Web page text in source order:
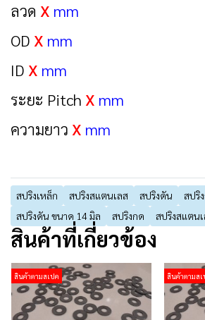
ลวด X mm
OD X mm
ID X mm
ระยะ Pitch X mm
ความยาว X mm
สปริงเหล็ก สปริงสแตนเลส สปริงดัน
สปริ
สปริงดัน ขนาด 14 มิล
สปริงกด สปริงสแตน
สินค้าที่เกี่ยวข้อง
สินค้าตามสเปค สินค้าตามสเ